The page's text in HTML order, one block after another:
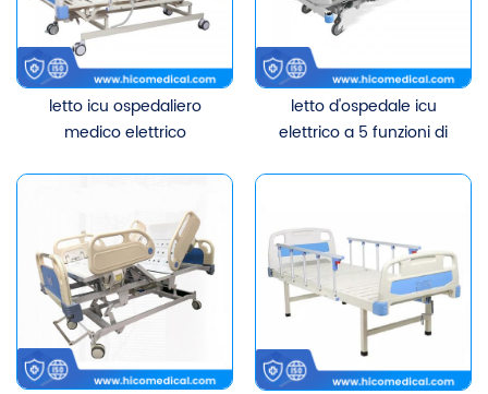
letto icu ospedaliero
medico elettrico
letto d'ospedale icu
elettrico a 5 funzioni di